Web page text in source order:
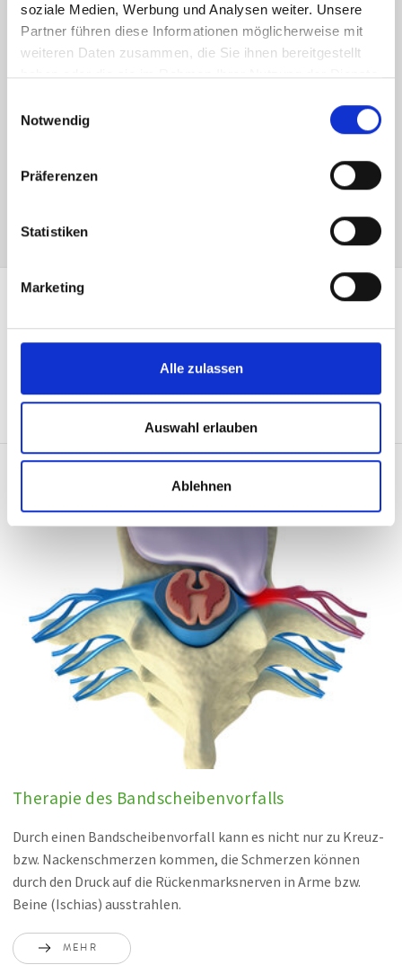
soziale Medien, Werbung und Analysen weiter. Unsere
Partner führen diese Informationen möglicherweise mit
weiteren Daten zusammen, die Sie ihnen bereitgestellt
haben oder die sie im Rahmen Ihrer Nutzung der Dienste
Notwendig
Präferenzen
Statistiken
Marketing
Alle zulassen
Auswahl erlauben
Ablehnen
Kontakt und weitere Informationen
Prim. Dr. Martina Lemmerer, MBA, FEBS
Fachärztin für Allgemein- und Viszeralchirurgie
T:+43 (0) 4242 3044-0
Therapie des Bandscheibenvorfalls
Durch einen Bandscheibenvorfall kann es nicht nur zu Kreuz-
bzw. Nackenschmerzen kommen, die Schmerzen können
durch den Druck auf die Rückenmarksnerven in Arme bzw.
Beine (Ischias) ausstrahlen.
MEHR